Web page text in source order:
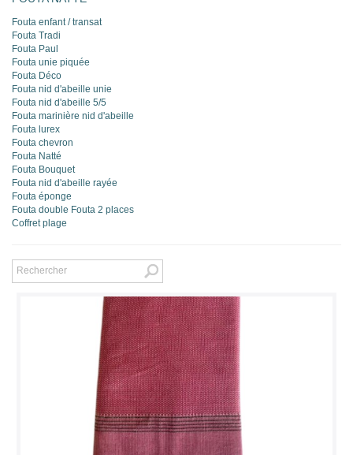
Fouta enfant / transat
Fouta Tradi
Fouta Paul
Fouta unie piquée
Fouta Déco
Fouta nid d'abeille unie
Fouta nid d'abeille 5/5
Fouta marinière nid d'abeille
Fouta lurex
Fouta chevron
Fouta Natté
Fouta Bouquet
Fouta nid d'abeille rayée
Fouta éponge
Fouta double Fouta 2 places
Coffret plage